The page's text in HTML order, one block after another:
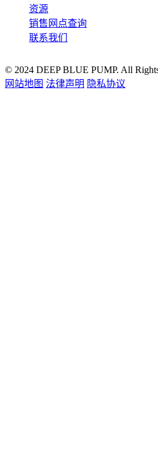
资源
销售网点查询
联系我们
© 2024 DEEP BLUE PUMP. All
网站地图 法律声明 隐私协议